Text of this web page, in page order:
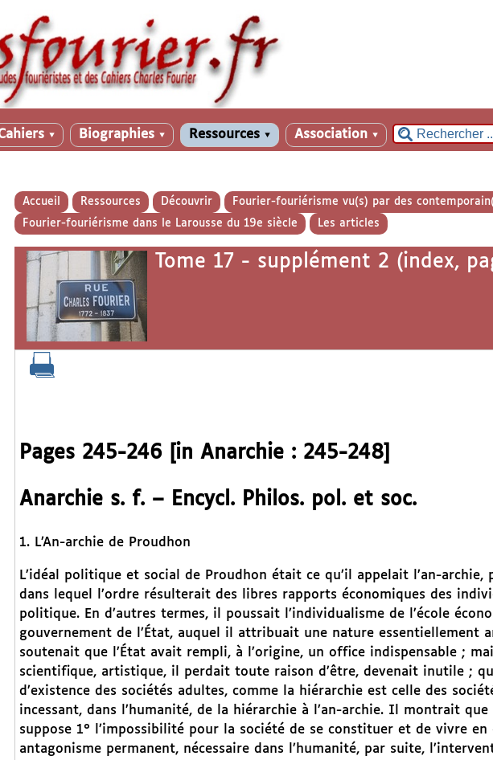
▼ Biographies ▼ Ressources ▼ Association ▼
Accueil Ressources Découvrir
Fourier-fouriérisme vu(s) par des
Fourier-fouriérisme dans le Larousse du 19e siècle
Les articles
Tome 17 - supplément 2 (index,
Pages 245-246 [in Anarchie : 245-248]
Anarchie s. f. – Encycl. Philos. pol. et soc.
1. L’An-archie de Proudhon
L’idéal politique et social de Proudhon était ce qu’il appelait l’an-
dans lequel l’ordre résulterait des libres rapports économiques des
politique. En d’autres termes, il poussait l’individualisme de l’école
gouvernement de l’État, auquel il attribuait une nature essentiellement
soutenait que l’État avait rempli, à l’origine, un office indispensable ;
scientifique, artistique, il perdait toute raison d’être, devenait inutile ;
d’existence des sociétés adultes, comme la hiérarchie est celle des
incessant, dans l’humanité, de la hiérarchie à l’an-archie. Il montrait
suppose 1° l’impossibilité pour la société de se constituer et de vivre en
antagonisme permanent, nécessaire dans l’humanité, par suite,